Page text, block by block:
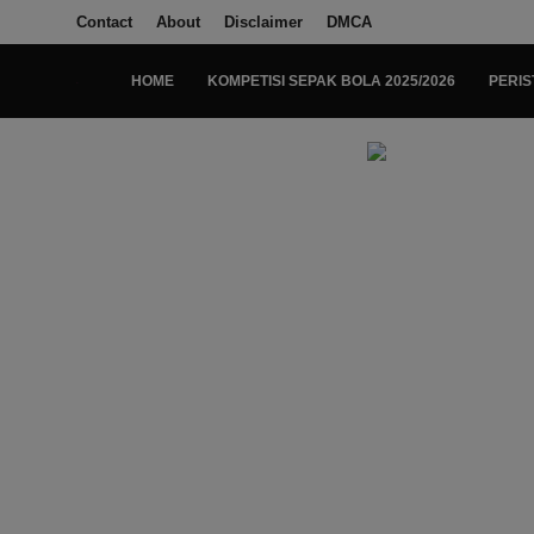
Contact About Disclaimer DMCA
HOME KOMPETISI SEPAK BOLA 2025/2026